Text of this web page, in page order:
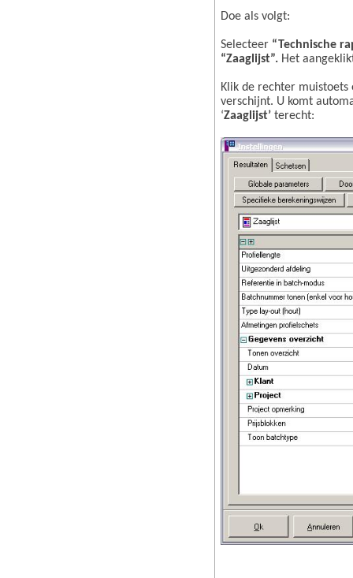
Doe als volgt:
Selecteer “Technische
“Zaaglijst”. Het
Klik de rechter muistoets
verschijnt. U komt
‘Zaaglijst’ terecht: